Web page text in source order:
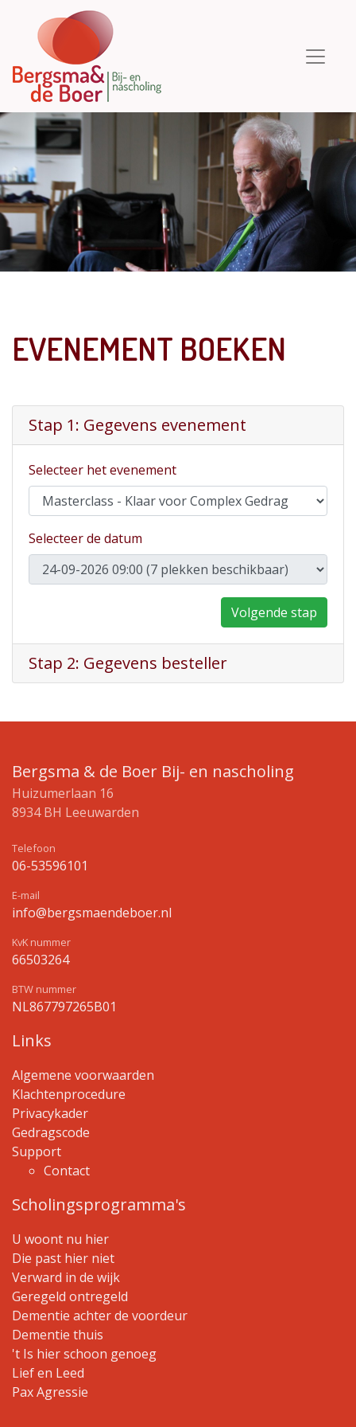
EVENEMENT BOEKEN
Stap 1: Gegevens evenement
Selecteer het evenement
Selecteer de datum
Volgende stap
Stap 2: Gegevens besteller
Bergsma & de Boer Bij- en nascholing
Huizumerlaan 16
8934 BH Leeuwarden
Telefoon
06-53596101
E-mail
info@bergsmaendeboer.nl
KvK nummer
66503264
BTW nummer
NL867797265B01
Links
Algemene voorwaarden
Klachtenprocedure
Privacykader
Gedragscode
Support
Contact
Scholingsprogramma's
U woont nu hier
Die past hier niet
Verward in de wijk
Geregeld ontregeld
Dementie achter de voordeur
Dementie thuis
't Is hier schoon genoeg
Lief en Leed
Pax Agressie